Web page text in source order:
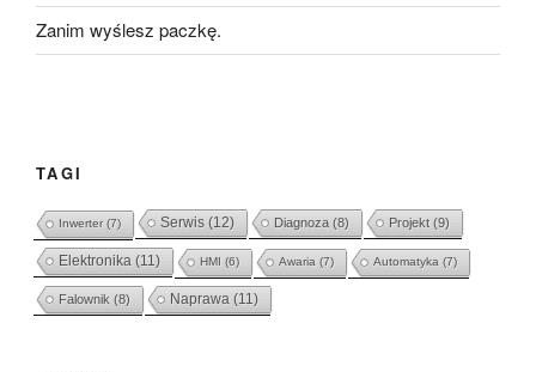
Zanim wyślesz paczkę.
TAGI
Inwerter(7) Serwis (12) Diagnoza (8) Projekt (9)
Elektronika (11) HMI (6) Awaria (7) Automatyka (7)
Falownik (8) Naprawa (11)